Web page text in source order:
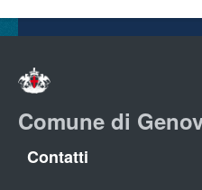
Comune di
Contatti